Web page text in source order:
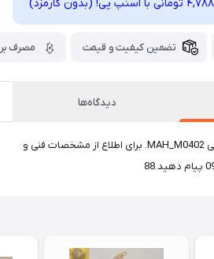
تضمین کیفیت و قیمت مصرف
دیدگاه‌ها
لوستر جدید آشپزخانه و پذیرایی MAH_M0402. برای اطلاع از مشخصات فنی و